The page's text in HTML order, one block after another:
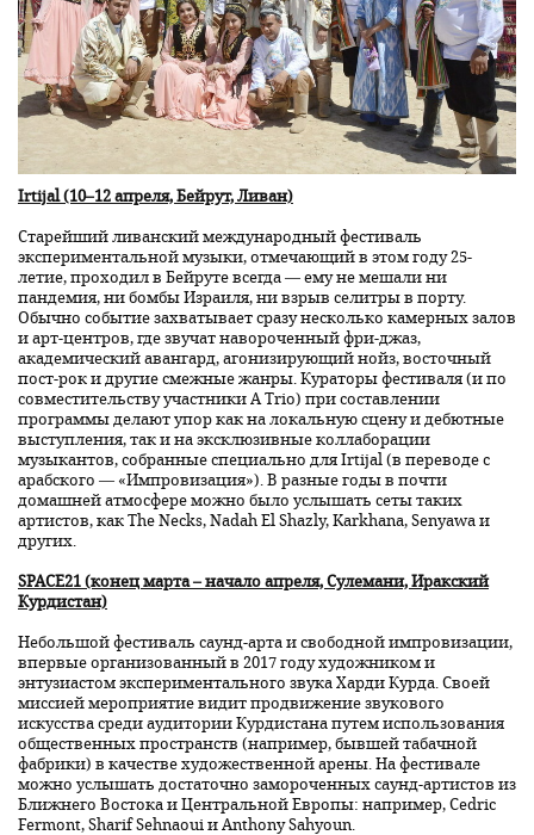
Irtijal (10–12 апреля, Бейрут, Ливан)
Старейший ливанский международный фестиваль
экспериментальной музыки, отмечающий в этом году 25-
летие, проходил в Бейруте всегда — ему не мешали ни
пандемия, ни бомбы Израиля, ни взрыв селитры в порту.
Обычно событие захватывает сразу несколько камерных залов
и арт-центров, где звучат навороченный фри-джаз,
академический авангард, агонизирующий нойз, восточный
пост-рок и другие смежные жанры. Кураторы фестиваля (и по
совместительству участники A Trio) при составлении
программы делают упор как на локальную сцену и дебютные
выступления, так и на эксклюзивные коллаборации
музыкантов, собранные специально для Irtijal (в переводе с
арабского — «Импровизация»). В разные годы в почти
домашней атмосфере можно было услышать сеты таких
артистов, как The Necks, Nadah El Shazly, Karkhana, Senyawa и
других.
SPACE21 (конец марта – начало апреля, Сулемани, Иракский
Курдистан)
Небольшой фестиваль саунд-арта и свободной импровизации,
впервые организованный в 2017 году художником и
энтузиастом экспериментального звука Харди Курда. Своей
миссией мероприятие видит продвижение звукового
искусства среди аудитории Курдистана путем использования
общественных пространств (например, бывшей табачной
фабрики) в качестве художественной арены. На фестивале
можно услышать достаточно замороченных саунд-артистов из
Ближнего Востока и Центральной Европы: например, Cedric
Fermont, Sharif Sehnaoui и Anthony Sahyoun.